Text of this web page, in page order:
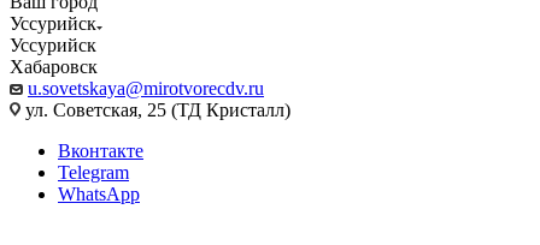
Уссурийск
Уссурийск
Хабаровск
u.sovetskaya@mirotvorecdv.ru
ул. Советская, 25 (ТД Кристалл)
Вконтакте
Telegram
WhatsApp